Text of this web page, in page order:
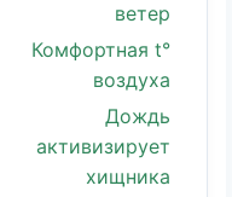
ветер
Комфортная t°
воздуха
Дождь
активизирует
хищника